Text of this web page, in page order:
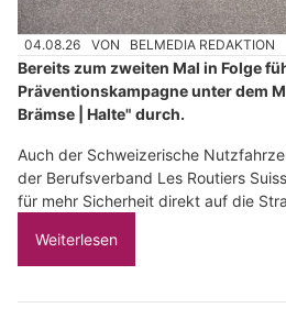
04.08.26 VON BELMEDIA REDAKTION
Bereits zum zweiten Mal in Folge
Präventionskampagne unter dem
Brämse | Halte" durch.
Auch der Schweizerische
der Berufsverband Les Routiers
für mehr Sicherheit direkt auf die
Weiterlesen